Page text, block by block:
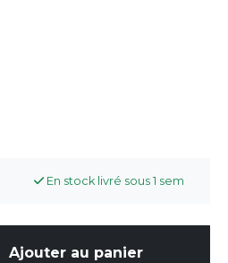
En stock livré sous 1 sem
Ajouter au panier